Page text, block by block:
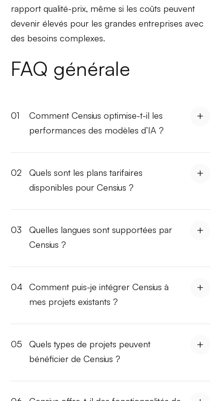
rapport qualité-prix, même si les coûts peuvent
devenir élevés pour les grandes entreprises avec
des besoins complexes.
FAQ générale
01
Comment Censius optimise-t-il les
performances des modèles d’IA ?
02
Quels sont les plans tarifaires
disponibles pour Censius ?
03
Quelles langues sont supportées par
Censius ?
04
Comment puis-je intégrer Censius à
mes projets existants ?
05
Quels types de projets peuvent
bénéficier de Censius ?